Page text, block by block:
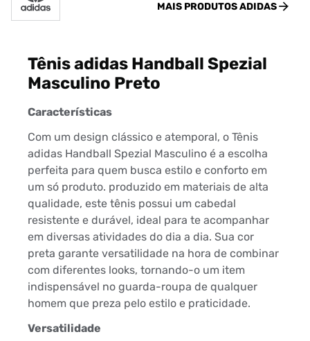
MAIS PRODUTOSADIDAS
Tênis adidas Handball Spezial
Masculino Preto
Características
Com um design clássico e atemporal, o Tênis
adidas Handball Spezial Masculino é a escolha
perfeita para quem busca estilo e conforto em
um só produto. produzido em materiais de alta
qualidade, este tênis possui um cabedal
resistente e durável, ideal para te acompanhar
em diversas atividades do dia a dia. Sua cor
preta garante versatilidade na hora de combinar
com diferentes looks, tornando-o um item
indispensável no guarda-roupa de qualquer
homem que preza pelo estilo e praticidade.
Versatilidade